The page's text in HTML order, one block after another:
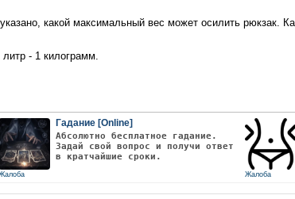
какой максимальный вес может осилить рюкзак.
- 1 килограмм.
Гадание [Online]
Абсолютно бесплатное гадание.
Задай свой вопрос и получи ответ
в кратчайшие сроки.
Жалоба